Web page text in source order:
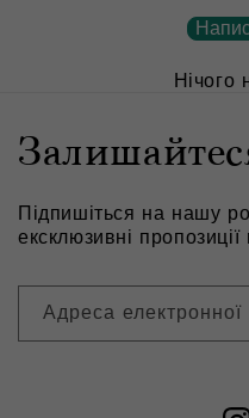
Нічого
Підпишіться на нашу
ексклюзивні
Адреса